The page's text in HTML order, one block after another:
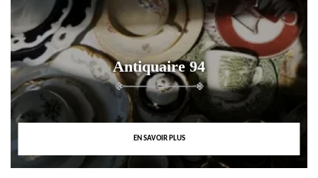
Antiquaire 94
EN SAVOIR PLUS